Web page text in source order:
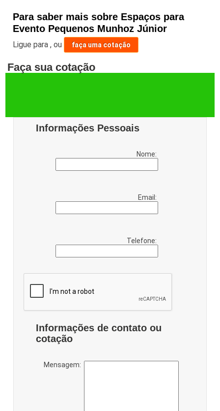
Para saber mais sobre Espaços para
Evento Pequenos Munhoz Júnior
Ligue para,ou faça uma cotação
Faça sua cotação
Informações Pessoais
Nome:
Email:
Telefone:
Informações de contato ou
cotação
Mensagem: